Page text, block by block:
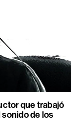
que trabajó
de los